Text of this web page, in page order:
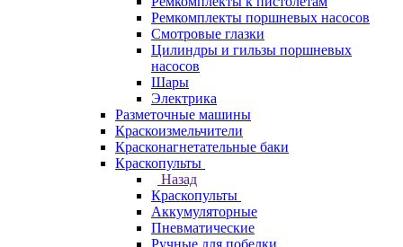
Ремкомплекты поршневых насосов
Смотровые глазки
Цилиндры и гильзы поршневых
насосов
Шары
Электрика
Разметочные машины
Краскоизмельчители
Красконагнетательные баки
Краскопульты
Назад
Краскопульты
Аккумуляторные
Пневматические
Ручные для побелки